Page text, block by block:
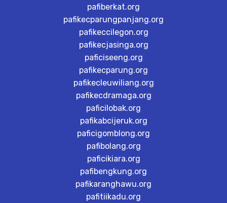
pafiberkat.org
pafikecparungpanjang.org
pafikeccilegon.org
pafikecjasinga.org
paficiseeng.org
pafikecparung.org
pafikecleuwiliang.org
pafikecdramaga.org
paficilobak.org
pafikabcijeruk.org
paficigomblong.org
pafibolang.org
paficikiara.org
pafibengkung.org
pafikaranghawu.org
pafitiikadu.org